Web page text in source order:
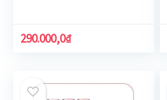
290.000,0₫